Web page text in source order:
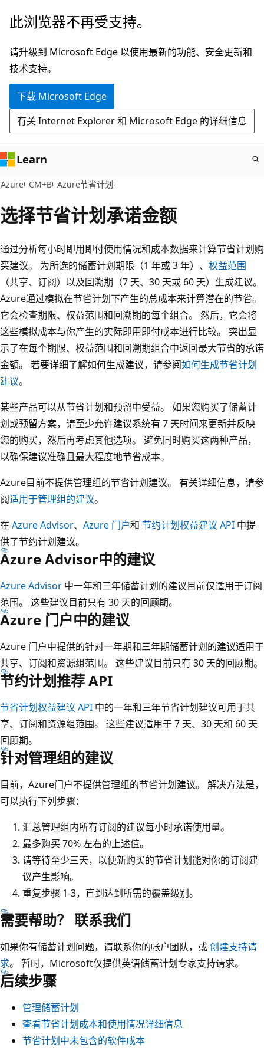
跳
主
要
内
此浏览器不再受支持。
请升级到 Microsoft Edge 以使用最新的功能、安全更新和
技术支持。
下载 Microsoft Edge
有关 Internet Explorer 和 Microsoft Edge 的详细信息
Learn
Azure CM+B Azure节省计划
选择节省计划承诺金额
通过分析每小时即用即付使用情况和成本数据来计算节省计划购
买建议。 为所选的储蓄计划期限（1 年或 3 年）、 权益范围
（共享、订阅）以及回溯期（7 天、30 天或 60 天）生成建议。
Azure通过模拟在节省计划下产生的总成本来计算潜在的节省。
它会检查期限、权益范围和回溯期的每个组合。 然后，它会将
这些模拟成本与你产生的实际即用即付成本进行比较。 突出显
示了在每个期限、权益范围和回溯期组合中返回最大节省的承诺
金额。 若要详细了解如何生成建议，请参阅如何生成节省计划
建议。
某些产品可以从节省计划和预留中受益。 如果您购买了储蓄计
划或预留方案，请至少允许建议系统有 7 天时间来更新并反映
您的购买，然后再考虑其他选项。 避免同时购买这两种产品，
以确保建议准确且最大程度地节省成本。
Azure目前不提供管理组的节省计划建议。 有关详细信息，请参
阅适用于管理组的建议。
在 Azure Advisor、 Azure 门户和 节约计划权益建议 API 中提
供了节约计划建议。
Azure Advisor中的建议
Azure Advisor 中一年和三年储蓄计划的建议目前仅适用于订阅
范围。 这些建议目前只有 30 天的回顾期。
Azure 门户中的建议
Azure 门户中提供的针对一年期和三年期储蓄计划的建议适用于
共享、订阅和资源组范围。 这些建议目前只有 30 天的回顾期。
节约计划推荐 API
节省计划权益建议 API 中的一年和三年节省计划建议可用于共
享、订阅和资源组范围。 这些建议适用于 7 天、30 天和 60 天
回顾期。
针对管理组的建议
目前，Azure门户不提供管理组的节省计划建议。 解决方法是，
可以执行下列步骤：
汇总管理组内所有订阅的建议每小时承诺使用量。
最多购买 70% 左右的上述值。
请等待至少三天，以便新购买的节省计划能对你的订阅建
议产生影响。
重复步骤 1-3，直到达到所需的覆盖级别。
需要帮助？ 联系我们
如果你有储蓄计划问题，请联系你的帐户团队，或创建支持请
求。 暂时，Microsoft仅提供英语储蓄计划专家支持请求。
后续步骤
管理储蓄计划
查看节省计划成本和使用情况详细信息
节省计划中未包含的软件成本